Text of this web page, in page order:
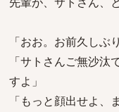
「おお。お前久しぶ
「サトさんご無沙
すよ」
「もっと顔出せよ、